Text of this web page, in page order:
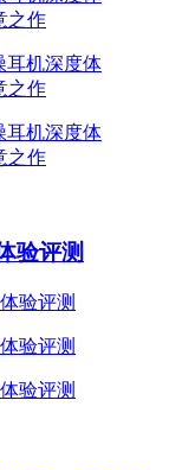
验评测